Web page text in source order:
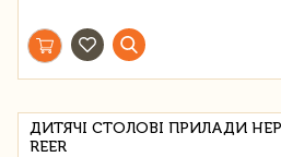
ДИТЯЧІ СТОЛОВІ ПРИЛАДИ
REER